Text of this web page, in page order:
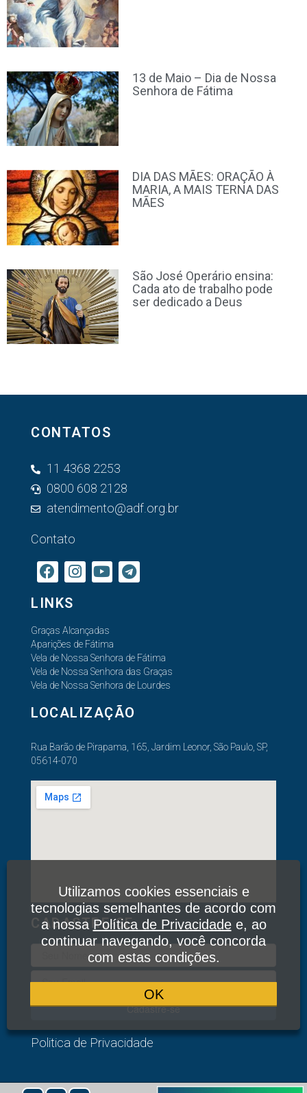
13 de Maio – Dia de Nossa
Senhora de Fátima
DIA DAS MÃES: ORAÇÃO À
MARIA, A MAIS TERNA DAS
MÃES
São José Operário ensina:
Cada ato de trabalho pode
ser dedicado a Deus
CONTATOS
11 4368 2253
0800 608 2128
atendimento@adf.org.br
Contato
LINKS
Graças Alcançadas
Aparições de Fátima
Vela de Nossa Senhora de Fátima
Vela de Nossa Senhora das Graças
Vela de Nossa Senhora de Lourdes
LOCALIZAÇÃO
Rua Barão de Pirapama, 165, Jardim Leonor, São Paulo, SP,
05614-070
CADASTRE-SE
Cadastre-se
Politica de Privacidade
Utilizamos cookies essenciais e
tecnologias semelhantes de acordo com
a nossaPolítica de Privacidadee, ao
continuar navegando, você concorda
com estas condições.
OK